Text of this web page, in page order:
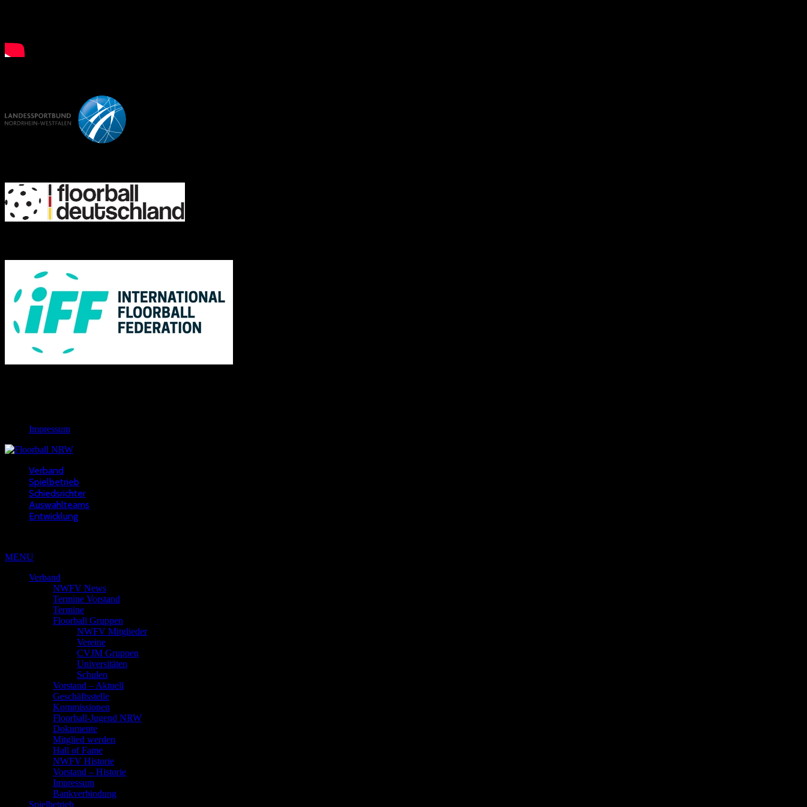
Impressum
Verband
Spielbetrieb
Schiedsrichter
Auswahlteams
Entwicklung
MENU
Verband
NWFV News
Termine Vorstand
Termine
Floorball Gruppen
NWFV Mitglieder
Vereine
CVJM Gruppen
Universitäten
Schulen
Vorstand – Aktuell
Geschäftsstelle
Kommissionen
Floorball-Jugend NRW
Dokumente
Mitglied werden
Hall of Fame
NWFV Historie
Vorstand – Historie
Impressum
Bankverbindung
Spielbetrieb